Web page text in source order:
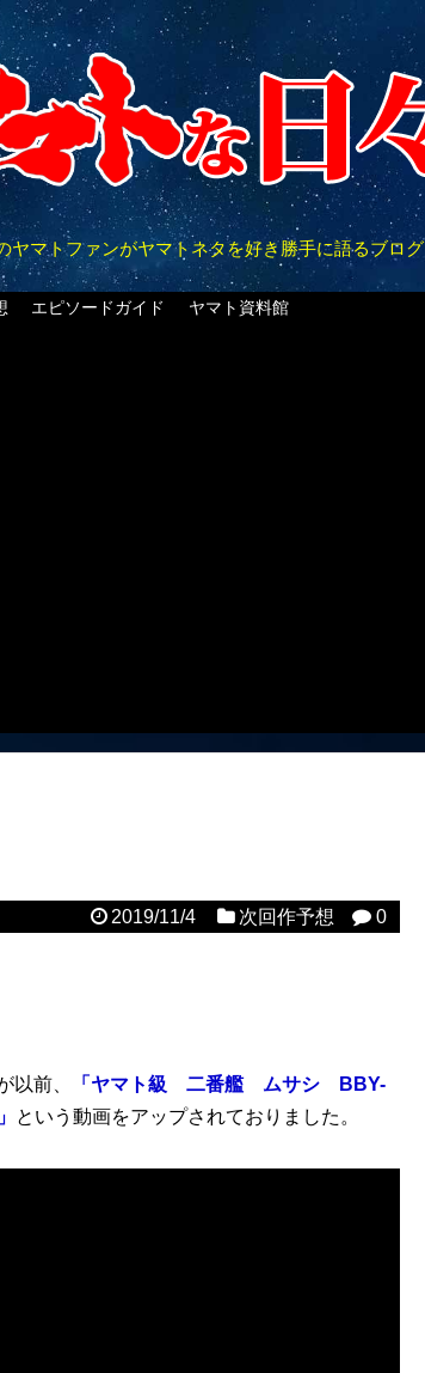
ヤマトファンがヤマトネタを好き勝手に語るブログ
エピソードガイド ヤマト資料館
2019/11/4 次回作予想 0
以前、
「ヤマト級 二番艦 ムサシ BBY-
という動画をアップされておりました。